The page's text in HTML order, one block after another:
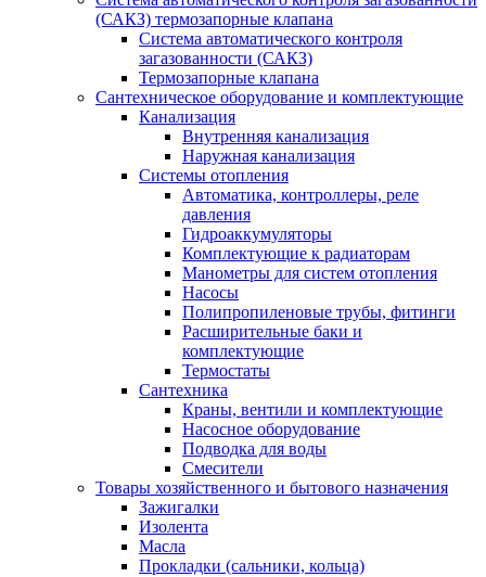
(САКЗ) термозапорные клапана
Система автоматического контроля
загазованности (САКЗ)
Термозапорные клапана
Сантехническое оборудование и комплектующие
Канализация
Внутренняя канализация
Наружная канализация
Системы отопления
Автоматика, контроллеры, реле
давления
Гидроаккумуляторы
Комплектующие к радиаторам
Манометры для систем отопления
Насосы
Полипропиленовые трубы, фитинги
Расширительные баки и
комплектующие
Термостаты
Сантехника
Краны, вентили и комплектующие
Насосное оборудование
Подводка для воды
Смесители
Товары хозяйственного и бытового назначения
Зажигалки
Изолента
Масла
Прокладки (сальники, кольца)